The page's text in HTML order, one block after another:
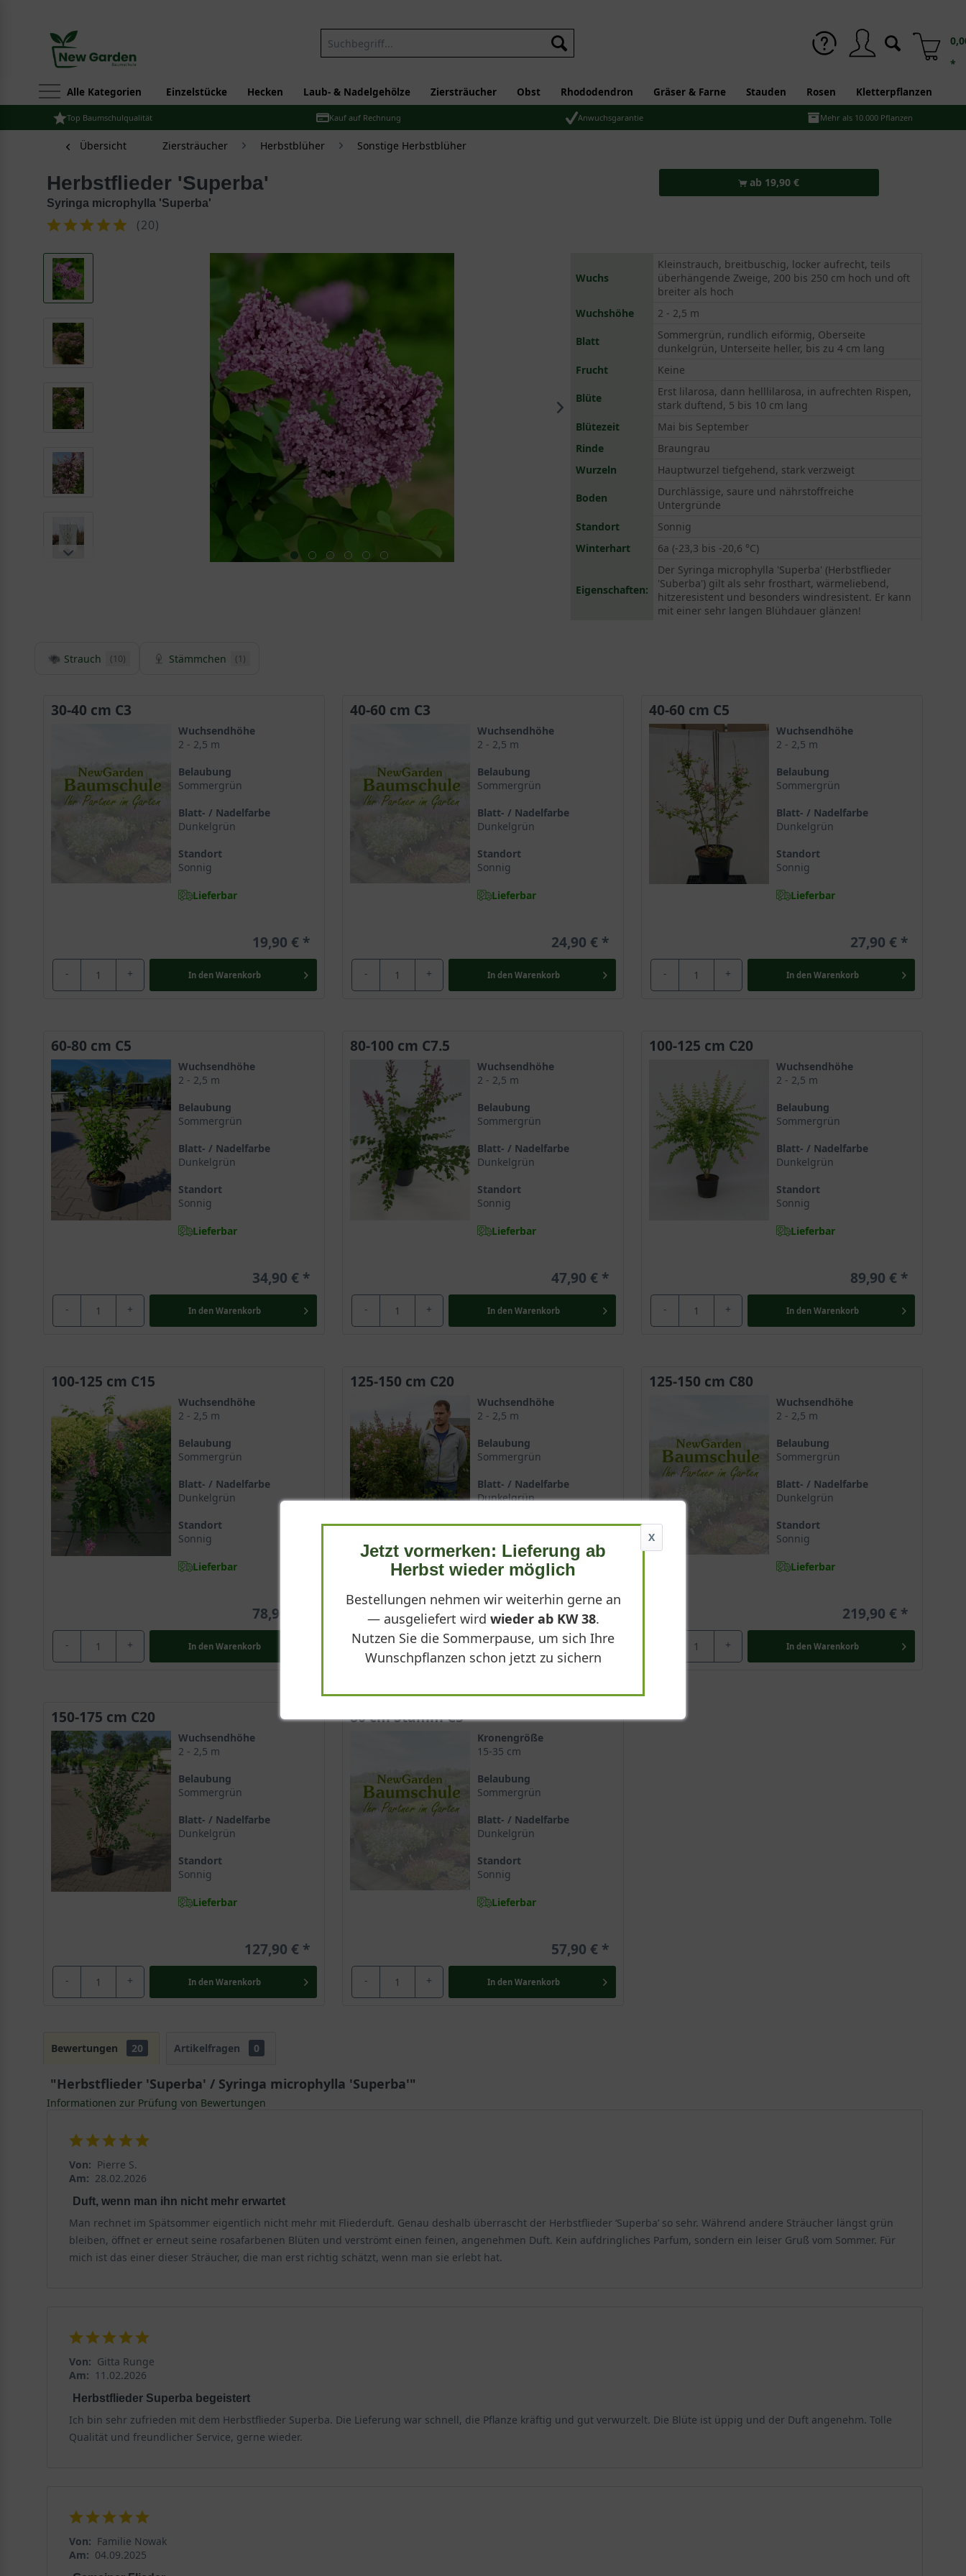
*
Alle Kategorien Einzelstücke Hecken Laub- & Nadelgehölze Ziersträucher Obst Rhododendron Gräser & Farne Stauden Rosen Kletterpflanzen
Top Baumschulqualität Kauf auf Rechnung Anwuchsgarantie Mehr als 10.000 Pflanzen
Übersicht Ziersträucher Herbstblüher Sonstige Herbstblüher
Herbstflieder 'Superba'
Syringa microphylla 'Superba'
(20)
ab 19,90 €
Wuchs
Kleinstrauch, breitbuschig, locker aufrecht, teils
überhängende Zweige, 200 bis 250 cm hoch und oft
breiter als hoch
Wuchshöhe
2 - 2,5 m
Blatt
Sommergrün, rundlich eiförmig, Oberseite
dunkelgrün, Unterseite heller, bis zu 4 cm lang
Frucht
Keine
Blüte
Erst lilarosa, dann helllilarosa, in aufrechten Rispen,
stark duftend, 5 bis 10 cm lang
Blütezeit
Mai bis September
Rinde
Braungrau
Wurzeln
Hauptwurzel tiefgehend, stark verzweigt
Boden
Durchlässige, saure und nährstoffreiche
Untergründe
Standort
Sonnig
Winterhart
6a (-23,3 bis -20,6 °C)
Eigenschaften:
Der Syringa microphylla 'Superba' (Herbstflieder
'Suberba') gilt als sehr frosthart, wärmeliebend,
hitzeresistent und besonders windresistent. Er kann
mit einer sehr langen Blühdauer glänzen!
Strauch (10) Stämmchen (1)
30-40 cm C3
Wuchsendhöhe
2 - 2,5 m
Belaubung
Sommergrün
Blatt- / Nadelfarbe
Dunkelgrün
Standort
Sonnig
Lieferbar
19,90 €
- + In den Warenkorb
40-60 cm C3
Wuchsendhöhe
2 - 2,5 m
Belaubung
Sommergrün
Blatt- / Nadelfarbe
Dunkelgrün
Standort
Sonnig
Lieferbar
24,90 €
- + In den Warenkorb
40-60 cm C5
Wuchsendhöhe
2 - 2,5 m
Belaubung
Sommergrün
Blatt- / Nadelfarbe
Dunkelgrün
Standort
Sonnig
Lieferbar
27,90 €
- + In den Warenkorb
60-80 cm C5
Wuchsendhöhe
2 - 2,5 m
Belaubung
Sommergrün
Blatt- / Nadelfarbe
Dunkelgrün
Standort
Sonnig
Lieferbar
34,90 €
- + In den Warenkorb
80-100 cm C7.5
Wuchsendhöhe
2 - 2,5 m
Belaubung
Sommergrün
Blatt- / Nadelfarbe
Dunkelgrün
Standort
Sonnig
Lieferbar
47,90 €
- + In den Warenkorb
100-125 cm C20
Wuchsendhöhe
2 - 2,5 m
Belaubung
Sommergrün
Blatt- / Nadelfarbe
Dunkelgrün
Standort
Sonnig
Lieferbar
89,90 €
- + In den Warenkorb
100-125 cm C15
Wuchsendhöhe
2 - 2,5 m
Belaubung
Sommergrün
Blatt- / Nadelfarbe
Dunkelgrün
Standort
Sonnig
Lieferbar
78,90 €
- + In den Warenkorb
125-150 cm C20
Wuchsendhöhe
2 - 2,5 m
Belaubung
Sommergrün
Blatt- / Nadelfarbe
Dunkelgrün
Standort
Lieferbar
112,90 €
- + In den Warenkorb
125-150 cm C80
Wuchsendhöhe
2 - 2,5 m
Belaubung
Sommergrün
Blatt- / Nadelfarbe
Dunkelgrün
Standort
Sonnig
Lieferbar
219,90 €
+ In den Warenkorb
150-175 cm C20
Wuchsendhöhe
2 - 2,5 m
Belaubung
Sommergrün
Blatt- / Nadelfarbe
Dunkelgrün
Standort
Sonnig
Lieferbar
127,90 €
- + In den Warenkorb
80 cm Stamm C5
Kronengröße
15-35 cm
Belaubung
Sommergrün
Blatt- / Nadelfarbe
Dunkelgrün
Standort
Sonnig
Lieferbar
57,90 €
- + In den Warenkorb
Bewertungen 20 Artikelfragen 0
"Herbstflieder 'Superba' / Syringa microphylla 'Superba'"
Informationen zur Prüfung von Bewertungen
Von: Pierre S.
Am: 28.02.2026
Duft, wenn man ihn nicht mehr erwartet
Man rechnet im Spätsommer eigentlich nicht mehr mit Fliederduft. Genau deshalb überrascht der Herbstflieder ‘Superba’ so sehr. Während andere Sträucher längst grün
bleiben, öffnet er erneut seine rosafarbenen Blüten und verströmt einen feinen, angenehmen Duft. Kein aufdringliches Parfum, sondern ein leiser Gruß vom Sommer. Für
mich ist das einer dieser Sträucher, die man erst richtig schätzt, wenn man sie erlebt hat.
Von: Gitta Runge
Am: 11.02.2026
Herbstflieder Superba begeistert
Ich bin sehr zufrieden mit dem Herbstflieder Superba. Die Lieferung war schnell, die Pflanze kräftig und gut verwurzelt. Die Blüte ist üppig und der Duft angenehm. Tolle
Qualität und freundlicher Service, gerne wieder.
Von: Familie Nowak
Am: 04.09.2025
X
Jetzt vormerken: Lieferung ab
Herbst wieder möglich
Bestellungen nehmen wir weiterhin gerne an
— ausgeliefert wird wieder ab KW 38.
Nutzen Sie die Sommerpause, um sich Ihre
Wunschpflanzen schon jetzt zu sichern